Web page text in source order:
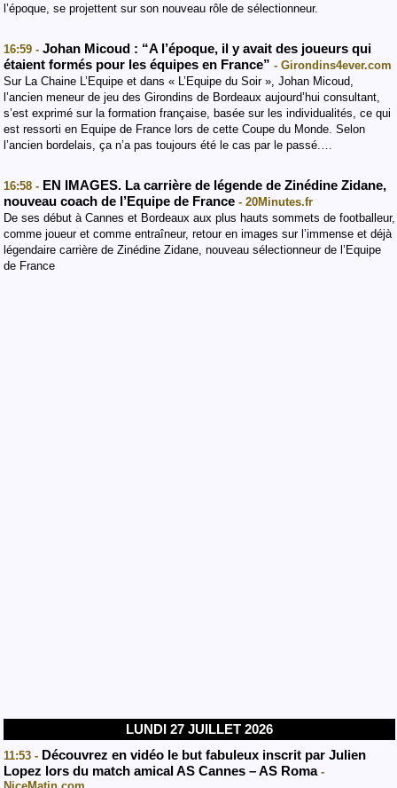
l’époque, se projettent sur son nouveau rôle de sélectionneur.
16:59 - Johan Micoud : “A l’époque, il y avait des joueurs qui
étaient formés pour les équipes en France” - Girondins4ever.com
Sur La Chaine L’Equipe et dans « L’Equipe du Soir », Johan Micoud,
l’ancien meneur de jeu des Girondins de Bordeaux aujourd’hui consultant,
s’est exprimé sur la formation française, basée sur les individualités, ce qui
est ressorti en Equipe de France lors de cette Coupe du Monde. Selon
l’ancien bordelais, ça n’a pas toujours été le cas par le passé.…
16:58 - EN IMAGES. La carrière de légende de Zinédine Zidane,
nouveau coach de l’Equipe de France - 20Minutes.fr
De ses début à Cannes et Bordeaux aux plus hauts sommets de footballeur,
comme joueur et comme entraîneur, retour en images sur l’immense et déjà
légendaire carrière de Zinédine Zidane, nouveau sélectionneur de l’Equipe
de France
LUNDI 27 JUILLET 2026
11:53 - Découvrez en vidéo le but fabuleux inscrit par Julien
Lopez lors du match amical AS Cannes – AS Roma -